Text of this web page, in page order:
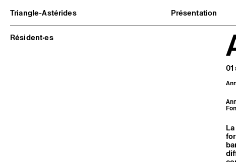
Triangle-Astérides Présentation
Centre d’art contemporain
d’intérêt national
et résidence internationale d'artistes
À propos
Équipe et
Partenaires et
Formation
Adhérer / nous
Rapports
Informations
Résident·es